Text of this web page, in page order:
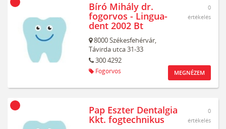
Bíró Mihály dr.
fogorvos - Lingua-
dent 2002 Bt
8000Székesfehérvár,
Távirda utca 31-33
300 4292
Fogorvos
0
értékelés
MEGNÉZEM
Pap Eszter Dentalgia
Kkt. fogtechnikus
0
értékelés